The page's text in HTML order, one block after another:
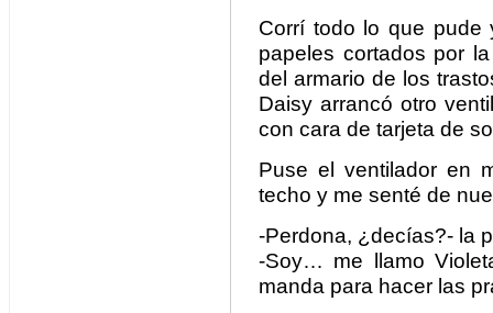
Corrí todo lo que
papeles cortados por
del armario de los
Daisy arrancó otro
con cara de tarjeta de
Puse el ventilador en
techo y me senté de
-Perdona, ¿decías?- la
-Soy… me llamo
manda para hacer las